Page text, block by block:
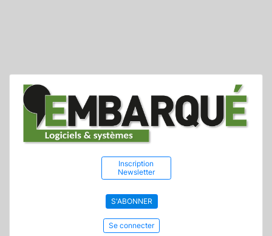
Inscription
Newsletter
S'ABONNER
Se connecter